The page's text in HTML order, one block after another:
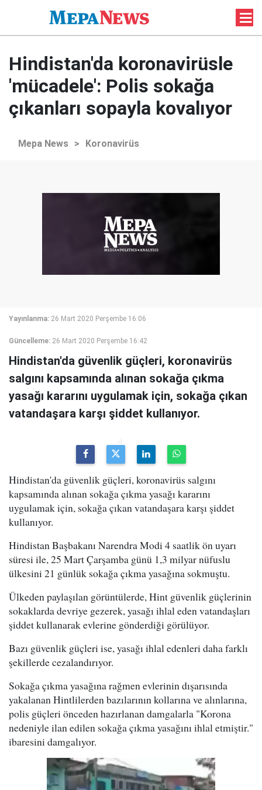
Hindistan'da koronavirüsle
'mücadele': Polis sokağa
çıkanları sopayla kovalıyor
Mepa News > Koronavirüs
Yayınlanma: 26 Mart 2020 Perşembe 16:06
Güncelleme: 26 Mart 2020 Perşembe 16:42
Hindistan'da güvenlik güçleri, koronavirüs
salgını kapsamında alınan sokağa çıkma
yasağı kararını uygulamak için, sokağa çıkan
vatandaşara karşı şiddet kullanıyor.
Hindistan'da güvenlik güçleri, koronavirüs salgını
kapsamında alınan sokağa çıkma yasağı kararını
uygulamak için, sokağa çıkan vatandaşara karşı şiddet
kullanıyor.
Hindistan Başbakanı Narendra Modi 4 saatlik ön uyarı
süresi ile, 25 Mart Çarşamba günü 1,3 milyar nüfuslu
ülkesini 21 günlük sokağa çıkma yasağına sokmuştu.
Ülkeden paylaşılan görüntülerde, Hint güvenlik güçlerinin
sokaklarda devriye gezerek, yasağı ihlal eden vatandaşları
şiddet kullanarak evlerine gönderdiği görülüyor.
Bazı güvenlik güçleri ise, yasağı ihlal edenleri daha farklı
şekillerde cezalandırıyor.
Sokağa çıkma yasağına rağmen evlerinin dışarısında
yakalanan Hintlilerden bazılarının kollarına ve alınlarına,
polis güçleri önceden hazırlanan damgalarla "Korona
nedeniyle ilan edilen sokağa çıkma yasağını ihlal etmiştir."
ibaresini damgalıyor.